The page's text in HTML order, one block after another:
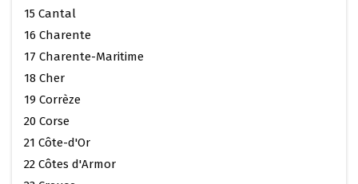
15 Cantal
16 Charente
17 Charente-Maritime
18 Cher
19 Corrèze
20 Corse
21 Côte-d'Or
22 Côtes d'Armor